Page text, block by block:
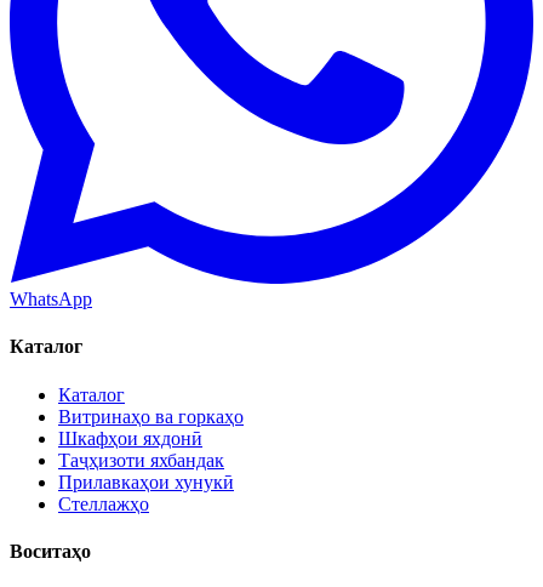
WhatsApp
Каталог
Каталог
Витринаҳо ва горкаҳо
Шкафҳои яхдонӣ
Таҷҳизоти яхбандак
Прилавкаҳои хунукӣ
Стеллажҳо
Воситаҳо